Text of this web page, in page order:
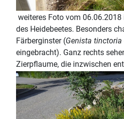
weiteres Foto vom
des Heidebeetes. Besonders
Färberginster (Genista tinctoria
eingebracht). Ganz rechts
Zierpflaume, die inzwischen